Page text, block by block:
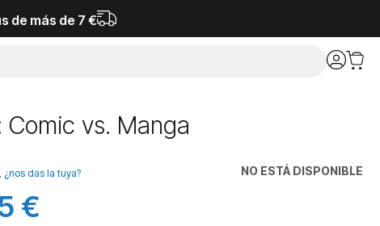
de más de 7 €
Comic vs. Manga
NO ESTÁ DISPONIBLE
¿nos das la tuya?
€